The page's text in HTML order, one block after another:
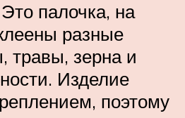
палочка, на
разные
травы, зерна и
Изделие
поэтому